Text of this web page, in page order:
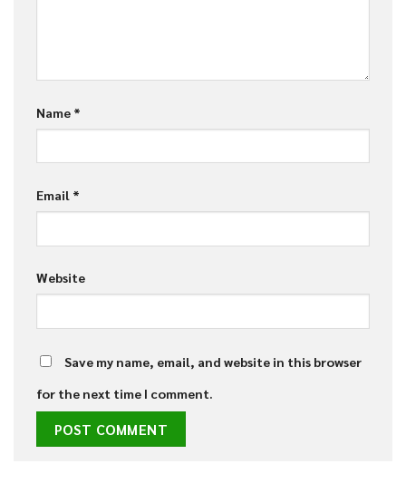
Name *
Email *
Website
Save my name, email, and website in this browser
for the next time I comment.